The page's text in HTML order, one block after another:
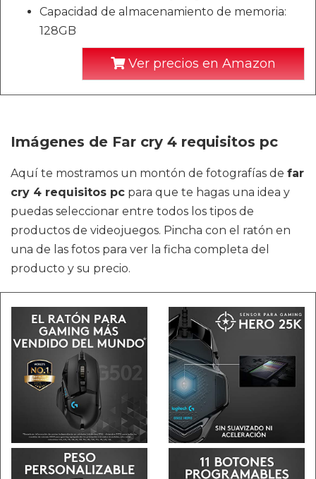
Capacidad de almacenamiento de memoria:
128GB
Ver precios en Amazon
Imágenes de Far cry 4 requisitos pc
Aquí te mostramos un montón de fotografías de far
cry 4 requisitos pc para que te hagas una idea y
puedas seleccionar entre todos los tipos de
productos de videojuegos. Pincha con el ratón en
una de las fotos para ver la ficha completa del
producto y su precio.